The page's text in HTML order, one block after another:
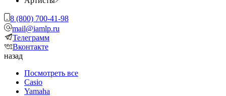
8 (800) 700-41-98
mail@iamlp.ru
Телеграмм
Вконтакте
назад
Посмотреть все
Casio
Yamaha